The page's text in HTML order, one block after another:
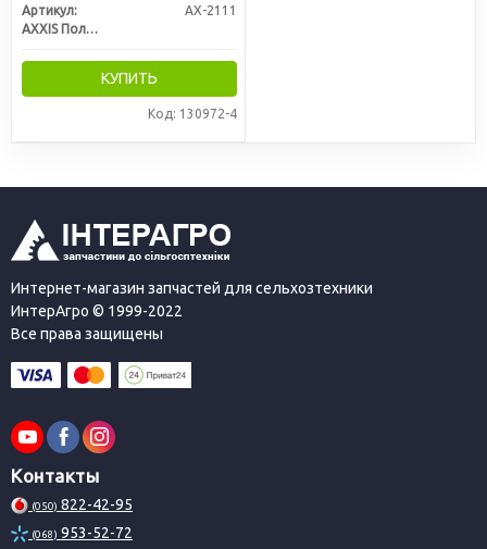
Артикул:
AX-2111
AXXIS Польша
КУПИТЬ
Код: 130972-4
Интернет-магазин запчастей для сельхозтехники
ИнтерАгро © 1999-2022
Все права защищены
Контакты
(050) 822-42-95
(068) 953-52-72